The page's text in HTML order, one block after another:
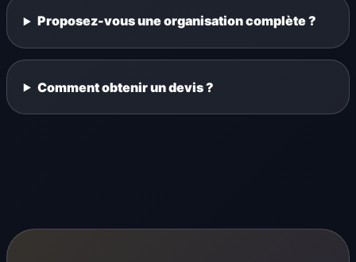
Proposez-vous une organisation complète ?
Comment obtenir un devis ?